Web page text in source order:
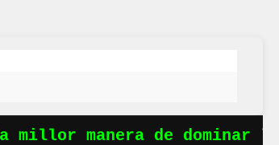
millor manera de dominar